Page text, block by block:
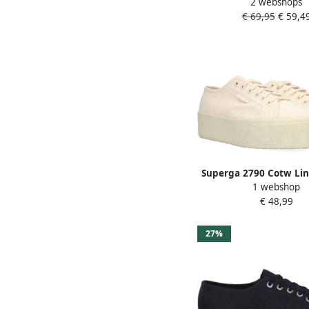
Dames 2730
€ 69,95€
Superga 2790 Cotw
Down Lage sneakers
Beige
1 webshop
€ 48,99
27%